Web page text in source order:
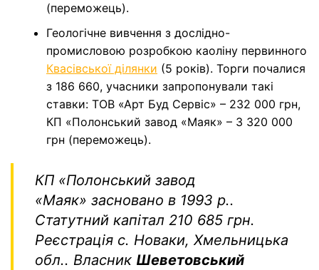
(переможець).
Геологічне вивчення з дослідно-
промисловою розробкою каоліну первинного
Квасівської ділянки (5 років). Торги почалися
з 186 660, учасники запропонували такі
ставки: ТОВ «Арт Буд Сервіс» – 232 000 грн,
КП «Полонський завод «Маяк» – 3 320 000
грн (переможець).
КП «Полонський завод
«Маяк» засновано в 1993 р..
Статутний капітал 210 685 грн.
Реєстрація с. Новаки, Хмельницька
обл.. Власник Шеветовський